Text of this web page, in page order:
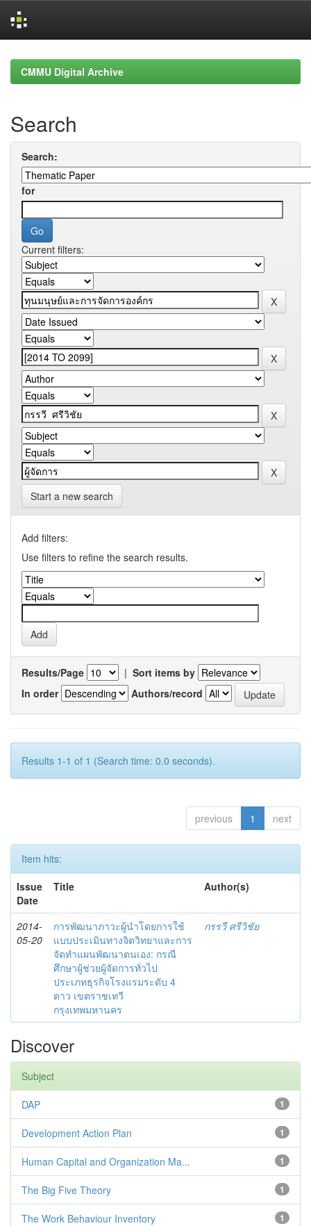
navigationCMMU Digital Archive
Search
Search:
for
Current filters:
Start a new search
Add filters:
Use filters to refine the search results.
Results/Page | Sort items by
In order
Authors/record
Results 1-1 of 1 (Search time: 0.0 seconds).
previous 1 next
Item hits:
Issue
Date
Title Author(s)
2014-
05-20
การพัฒนาภาวะผู้นำโดยการใช้
แบบประเมินทางจิตวิทยาและการ
จัดทำแผนพัฒนาตนเอง: กรณี
ศึกษาผู้ช่วยผู้จัดการทั่วไป
ประเภทธุรกิจโรงแรมระดับ 4
ดาว เขตราชเทวี
กรุงเทพมหานคร
กรรวี ศรีวิชัย
Discover
Subject
1
DAP
1
Development Action Plan
1
Human Capital and Organization Ma...
1
The Big Five Theory
1
The Work Behaviour Inventory